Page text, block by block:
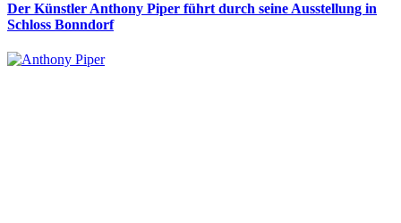
Der Künstler Anthony Piper führt durch seine Ausstellung in
Schloss Bonndorf